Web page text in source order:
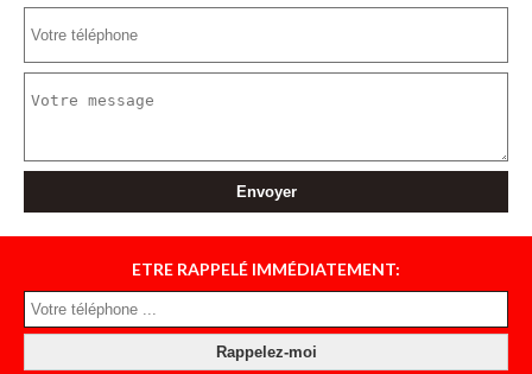
ETRE RAPPELÉ IMMÉDIATEMENT: